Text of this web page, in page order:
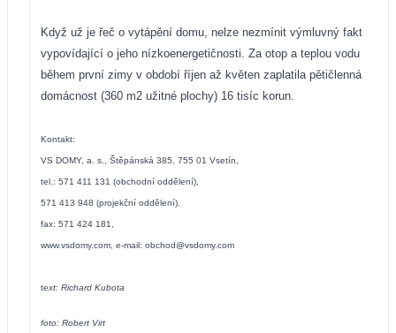
Když už je řeč o vytápění domu, nelze nezmínit výmluvný fakt
vypovídající o jeho nízkoenergetičnosti. Za otop a teplou vodu
během první zimy v období říjen až květen zaplatila pětičlenná
domácnost (360 m2 užitné plochy) 16 tisíc korun.
Kontakt:
VS DOMY, a. s., Štěpánská 385, 755 01 Vsetín,
tel.: 571 411 131 (obchodní oddělení),
571 413 948 (projekční oddělení),
fax: 571 424 181,
www.vsdomy.com , e-mail: obchod@vsdomy.com
text: Richard Kubota
foto: Robert Virt